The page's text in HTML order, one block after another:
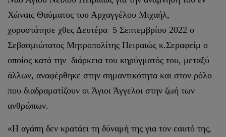
Χώναις Θαύματος του Αρχαγγέλου Μιχαήλ,
χοροστάτησε χθες Δευτέρα 5 Σεπτεμβρίου 2022 ο
Σεβασμιώτατος Μητροπολίτης Πειραιώς κ.Σεραφείμ ο
οποίος κατά την διάρκεια του κηρύγματός του, μεταξύ
άλλων, αναφέρθηκε στην σημαντικότητα και στον ρόλο
που διαδραματίζουν οι Άγιοι Άγγελοι στην ζωή των
ανθρώπων.
«Η αγάπη δεν κρατάει τη δύναμή της για τον εαυτό της,